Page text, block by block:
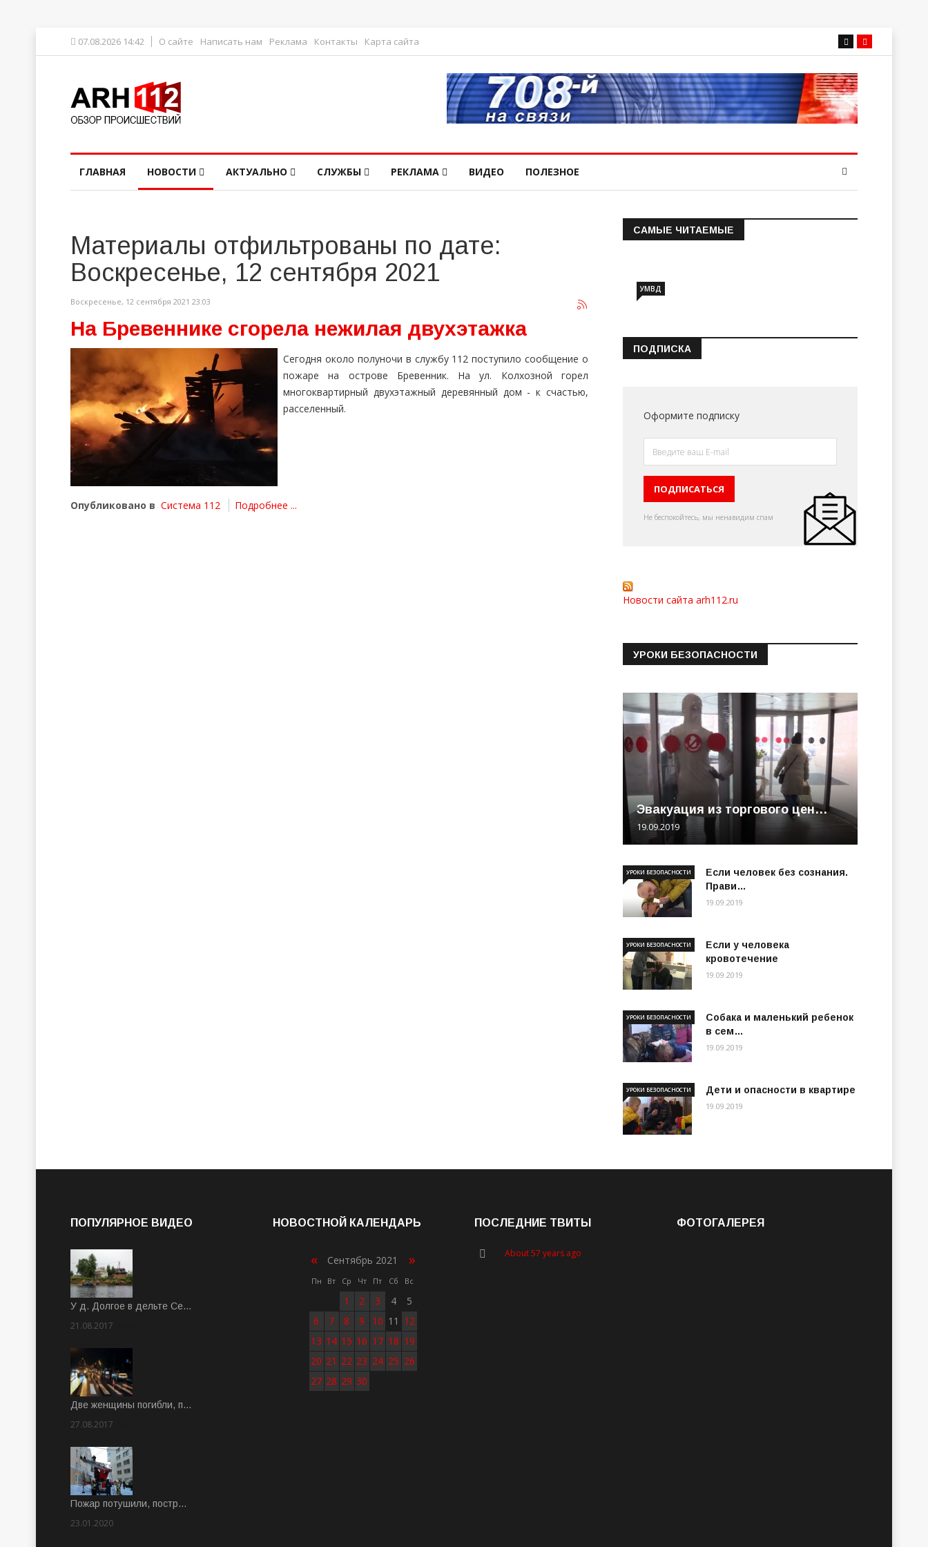
07.08.2026 14:42 О сайте Написать нам Реклама Контакты Карта сайта
ГЛАВНАЯ НОВОСТИ АКТУАЛЬНО СЛУЖБЫ РЕКЛАМА ВИДЕО ПОЛЕЗНОЕ
Материалы отфильтрованы по дате:
Воскресенье, 12 сентября 2021
Воскресенье, 12 сентября 2021 23:03
На Бревеннике сгорела нежилая двухэтажка
Сегодня около полуночи в службу 112 поступило сообщение о
пожаре на острове Бревенник. На ул. Колхозной горел
многоквартирный двухэтажный деревянный дом - к счастью,
расселенный.
Опубликовано в Система 112 Подробнее ...
САМЫЕ ЧИТАЕМЫЕ
Информация о состоянии
УМВД
ПОДПИСКА
Оформите подписку
Не беспокойтесь, мы ненавидим спам
Новости сайта arh112.ru
УРОКИ БЕЗОПАСНОСТИ
Эвакуация из торгового цен…
19.09.2019
Если человек без сознания.
Прави…
УРОКИ БЕЗОПАСНОСТИ
19.09.2019
Если у человека
кровотечение
УРОКИ БЕЗОПАСНОСТИ
19.09.2019
Собака и маленький ребенок
в сем…
УРОКИ БЕЗОПАСНОСТИ
19.09.2019
Дети и опасности в квартире
УРОКИ БЕЗОПАСНОСТИ
19.09.2019
ПОПУЛЯРНОЕ ВИДЕО
У д. Долгое в дельте Се…
21.08.2017
Две женщины погибли, п…
27.08.2017
Пожар потушили, постр…
23.01.2020
НОВОСТНОЙ КАЛЕНДАРЬ
« Сентябрь 2021 »
Пн Вт Ср Чт Пт Сб Вс
1 2 3 4
5
6
7 8 9 10 11 12
13 14 15 16 17 18 19
20 21 22 23 24 25 26
27 28 29 30
ПОСЛЕДНИЕ ТВИТЫ
About 57 years ago
ФОТОГАЛЕРЕЯ